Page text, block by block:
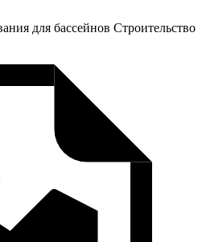
для бассейнов Строительство